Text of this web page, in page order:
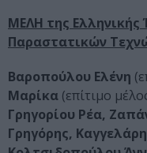
ΜΕΛΗ της Ελληνικής
Παραστατικών
Βαροπούλου Ελένη
Μαρίκα (επίτιμο
Γρηγορίου Ρέα,
Γρηγόρης,